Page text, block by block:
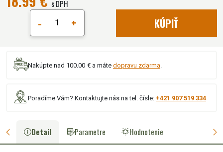
s DPH
- + KÚPIŤ
Nakúpte nad 100.00 € a máte dopravu zdarma
Poradíme Vám? Kontaktujte nás na tel. čísle: +421 907 519 334
Detail Parametre Hodnotenie